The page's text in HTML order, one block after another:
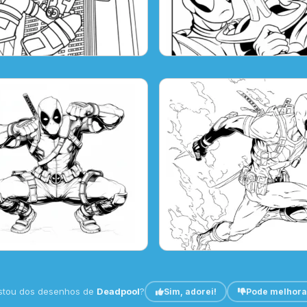
dos desenhos de Deadpool? Sim, adorei! Pode